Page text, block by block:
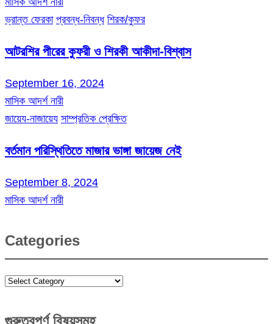
ভ্রান্ত ফেরকা প্রবন্ধ-নিবন্ধ শিরক/কুফর
আটরশির পীরের কুফরী ও শিরকী আকীদা-বিশ্বাস
September 16, 2024
মাসিক আদর্শ নারী
জায়েয-নাজায়েয সাম্প্রতিক প্রেক্ষিত
বর্তমান পরিস্থিতিতে মাজার ভাঙ্গা জায়েজ নেই
September 8, 2024
মাসিক আদর্শ নারী
Categories
Categories